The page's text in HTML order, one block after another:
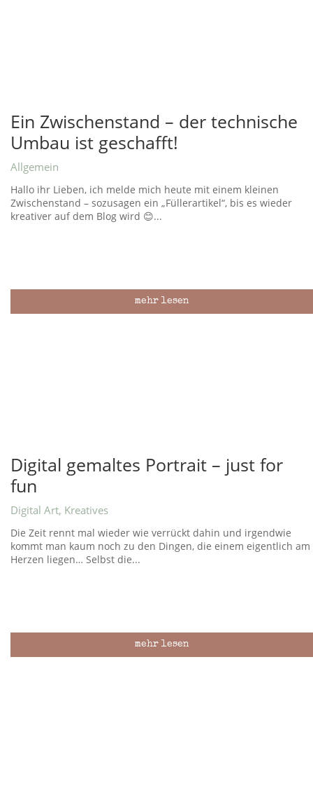
Ein Zwischenstand – der technische
Umbau ist geschafft!
Allgemein
Hallo ihr Lieben, ich melde mich heute mit einem kleinen
Zwischenstand – sozusagen ein „Füllerartikel“, bis es wieder
kreativer auf dem Blog wird 😊...
mehr lesen
Digital gemaltes Portrait – just for
fun
Digital Art, Kreatives
Die Zeit rennt mal wieder wie verrückt dahin und irgendwie
kommt man kaum noch zu den Dingen, die einem eigentlich am
Herzen liegen… Selbst die...
mehr lesen